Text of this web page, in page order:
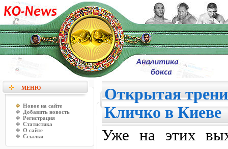
МЕНЮ
Новое на сайте
Добавить новость
Регистрация
Статистика
О сайте
Ссылки
Открытая
Кличко в Киеве
Уже на этих